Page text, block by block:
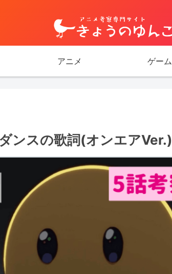
アニメ ゲーム
ンスの歌詞(オンエアVer.)